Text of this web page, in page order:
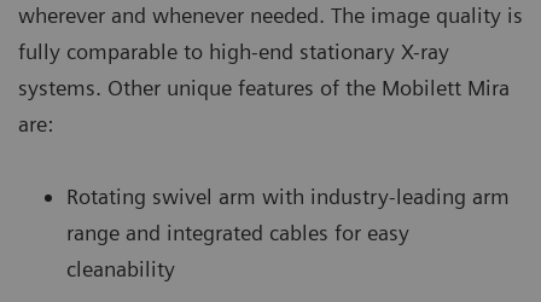
wherever and whenever needed. The image quality is
fully comparable to high-end stationary X-ray
systems. Other unique features of the Mobilett Mira
are:
Rotating swivel arm with industry-leading arm
range and integrated cables for easy
cleanability